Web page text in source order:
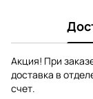
Акция! При
доставка в
счет.